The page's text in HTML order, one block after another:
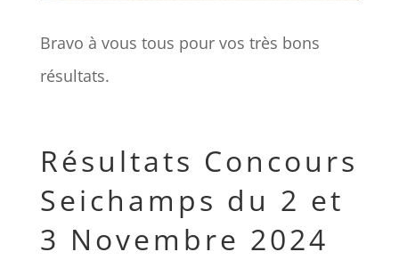
Bravo à vous tous pour vos très bons
résultats.
Résultats Concours
Seichamps du 2 et
3 Novembre 2024